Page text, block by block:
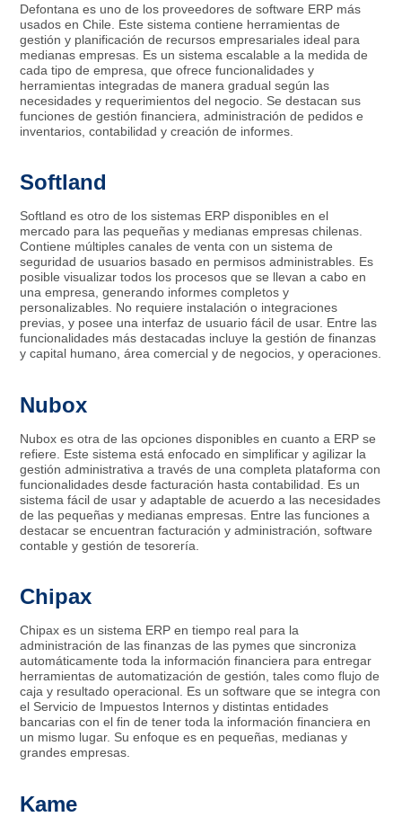
Defontana es uno de los proveedores de software ERP más
usados en Chile. Este sistema contiene herramientas de
gestión y planificación de recursos empresariales ideal para
medianas empresas. Es un sistema escalable a la medida de
cada tipo de empresa, que ofrece funcionalidades y
herramientas integradas de manera gradual según las
necesidades y requerimientos del negocio. Se destacan sus
funciones de gestión financiera, administración de pedidos e
inventarios, contabilidad y creación de informes.
Softland
Softland es otro de los sistemas ERP disponibles en el
mercado para las pequeñas y medianas empresas chilenas.
Contiene múltiples canales de venta con un sistema de
seguridad de usuarios basado en permisos administrables. Es
posible visualizar todos los procesos que se llevan a cabo en
una empresa, generando informes completos y
personalizables. No requiere instalación o integraciones
previas, y posee una interfaz de usuario fácil de usar. Entre las
funcionalidades más destacadas incluye la gestión de finanzas
y capital humano, área comercial y de negocios, y operaciones.
Nubox
Nubox es otra de las opciones disponibles en cuanto a ERP se
refiere. Este sistema está enfocado en simplificar y agilizar la
gestión administrativa a través de una completa plataforma con
funcionalidades desde facturación hasta contabilidad. Es un
sistema fácil de usar y adaptable de acuerdo a las necesidades
de las pequeñas y medianas empresas. Entre las funciones a
destacar se encuentran facturación y administración, software
contable y gestión de tesorería.
Chipax
Chipax es un sistema ERP en tiempo real para la
administración de las finanzas de las pymes que sincroniza
automáticamente toda la información financiera para entregar
herramientas de automatización de gestión, tales como flujo de
caja y resultado operacional. Es un software que se integra con
el Servicio de Impuestos Internos y distintas entidades
bancarias con el fin de tener toda la información financiera en
un mismo lugar. Su enfoque es en pequeñas, medianas y
grandes empresas.
Kame